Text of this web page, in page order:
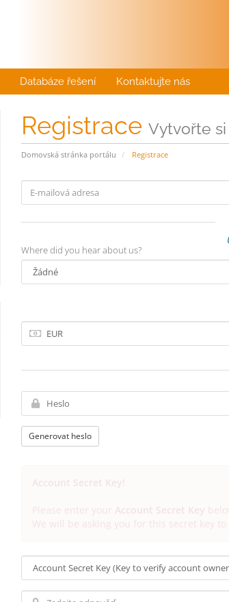
Databáze řešení Kontaktujte nás
Registrace Vytvořte si
Domovská stránka portálu Registrace
Where did you hear about us?
Generovat heslo
Account Secret Key!
Please enter your Account Secret Key
We will be asking you for this secret key